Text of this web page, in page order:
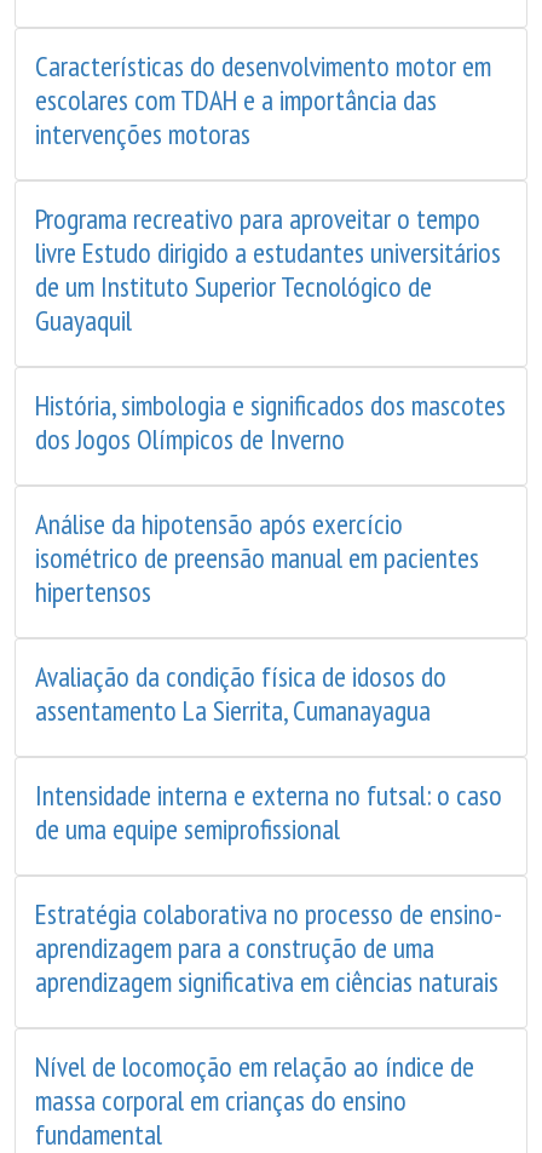
Características do desenvolvimento motor em
escolares com TDAH e a importância das
intervenções motoras
Programa recreativo para aproveitar o tempo
livre Estudo dirigido a estudantes universitários
de um Instituto Superior Tecnológico de
Guayaquil
História, simbologia e significados dos mascotes
dos Jogos Olímpicos de Inverno
Análise da hipotensão após exercício
isométrico de preensão manual em pacientes
hipertensos
Avaliação da condição física de idosos do
assentamento La Sierrita, Cumanayagua
Intensidade interna e externa no futsal: o caso
de uma equipe semiprofissional
Estratégia colaborativa no processo de ensino-
aprendizagem para a construção de uma
aprendizagem significativa em ciências naturais
Nível de locomoção em relação ao índice de
massa corporal em crianças do ensino
fundamental